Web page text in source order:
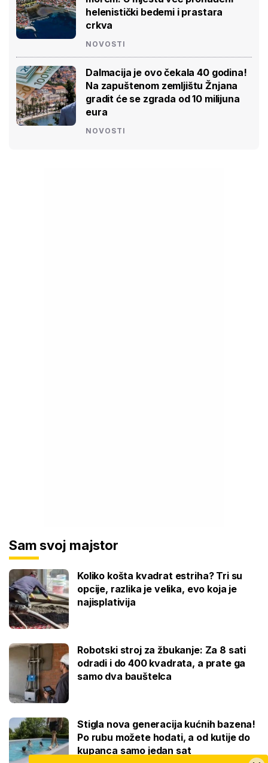
helenistički bedemi i prastara
crkva
NOVOSTI
Dalmacija je ovo čekala 40 godina!
Na zapuštenom zemljištu Žnjana
gradit će se zgrada od 10 milijuna
eura
NOVOSTI
Sam svoj majstor
Koliko košta kvadrat estriha? Tri su
opcije, razlika je velika, evo koja je
najisplativija
Robotski stroj za žbukanje: Za 8 sati
odradi i do 400 kvadrata, a prate ga
samo dva bauštelca
Stigla nova generacija kućnih bazena!
Po rubu možete hodati, a od kutije do
kupanca samo jedan sat